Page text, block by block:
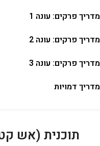
מדריך פרקים: עונה 1
מדריך פרקים: עונה 2
מדריך פרקים: עונה 3
מדריך דמויות
תוכנית (אש